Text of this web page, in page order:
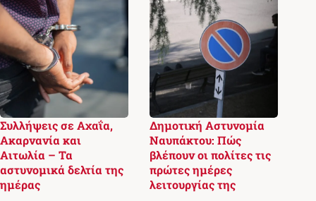
Συλλήψεις σε Αχαΐα,
Ακαρνανία και
Αιτωλία – Τα
αστυνομικά δελτία της
ημέρας
Δημοτική Αστυνομία
Ναυπάκτου: Πώς
βλέπουν οι πολίτες τις
πρώτες ημέρες
λειτουργίας της